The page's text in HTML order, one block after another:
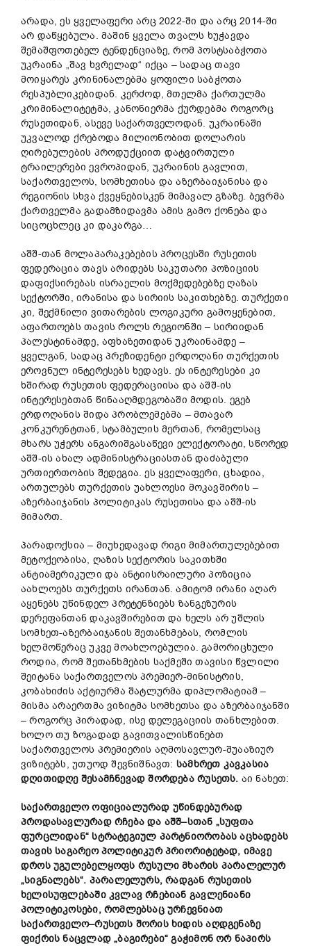
არადა, ეს ყველაფერი არც 2022-ში და არც 2014-ში
არ დაწყებულა. მაშინ ყველა თვალს ხუჭავდა
შემაშფოთებელ ტენდენციაზე, რომ პოსტსაბჭოთა
უკრაინა „შავ ხვრელად“ იქცა – სადაც თავი
მოიყარეს კრინინალებმა ყოფილი საბჭოთა
რესპუბლიკებიდან. კერძოდ, მთელმა ქართულმა
კრიმინალიტეტმა, კანონიერმა ქურდებმა როგორც
რუსეთიდან, ასევე საქართველოდან. უკრაინაში
უკვალოდ ქრებოდა მილიონობით დოლარის
ღირებულების პროდუქციით დატვირთული
ტრაილერები ევროპიდან, უკრაინის გავლით,
საქართველოს, სომხეთისა და აზერბაიჯანისა და
რეგიონის სხვა ქვეყნებისკენ მიმავალ გზაზე. ბევრმა
ქართველმა გადამზიდავმა ამის გამო ქონება და
სიცოცხლეც კი დაკარგა…
აშშ-თან მოლაპარაკებების პროცესში რუსეთის
ფედერაცია თავს არიდებს საკუთარი პოზიციის
დაფიქსირებას ისრაელის მოქმედებებზე ღაზას
სექტორში, ირანისა და სირიის საკითხებზე. თურქეთი
კი, შექმნილი ვითარების ლოგიკური გამოყენებით,
აფართოებს თავის როლს რეგიონში – სირიიდან
პალესტინამდე, აფხაზეთიდან უკრაინამდე –
ყველგან, სადაც პრეზიდენტი ერდოღანი თურქეთის
ეროვნულ ინტერესებს ხედავს. ეს ინტერესები კი
ხშირად რუსეთის ფედერაციისა და აშშ-ის
ინტერესებთან წინააღმდეგობაში მოდის. ეგებ
ერდოღანის შიდა პრობლემებმა – მთავარ
კონკურენტთან, სტამბულის მერთან, რომელსაც
მხარს უჭერს ანგარიშგასაწევი ელექტორატი, სწორედ
აშშ-ის ახალ ადმინისტრაციასთან დაძაბული
ურთიერთობის შედეგია. ეს ყველაფერი, ცხადია,
ართულებს თურქეთის უახლოესი მოკავშირის –
აზერბაიჯანის პოლიტიკას რუსეთისა და აშშ-ის
მიმართ.
პარადოქსია – მიუხედავად რიგი მიმართულებებით
მეტოქეობისა, ღაზის სექტორის საკითხში
ანტიამერიკული და ანტიისრაილური პოზიცია
აახლოებს თურქეთს ირანთან. ამიტომ ირანი აღარ
აყენებს უწინდელ პრეტენზიებს ზანგეზურის
დერეფანთან დაკავშირებით და ხელს არ უშლის
სომხეთ-აზერბაიჯანის შეთანხმებას, რომლის
ხელმოწერაც უკვე მოახლოებულია. გამორიცხული
როდია, რომ შეთანხმების საქმეში თავისი წვლილი
შეიტანა საქართველოს პრემიერ-მინისტრის,
კობახიძის აქტიურმა შატლურმა დიპლომატიამ –
მისმა არაერთმა ვიზიტმა სომხეთსა და აზერბაიჯანში
– როგორც პირადად, ისე დელეგაციის თანხლებით.
ხოლო თუ ზოგადად გავითვალისწინებთ
საქართველოს პრემიერის აღმოსავლურ-შუააზიურ
ვიზიტებს, უთუოდ შევნიშნავთ: სამხრეთ კავკასია
დღითიდღე შესამჩნევადშორდება რუსეთს. აი ნახეთ:
საქართველო ოფიციალურად უწინდებურად
პროდასავლურად რჩება და აშშ–სთან „სუფთა
ფურცლიდან“სტრატეგიულ პარტნიორობას აცხადებს
თავის საგარეო პოლიტიკურ პრიორიტეტად, იმავე
დროს უგულებელყოფს რუსული მხარის პარალელურ
„სიგნალებს“. პარალელურს,რადგან რუსეთის
ხელისუფლებაში კვლავ რჩებიან გავლენიანი
პოლიტიკოსები, რომლებსაც ურჩევნიათ
საქართველო–რუსეთს შორის ხიდის აღდგენაზე
ფიქრის ნაცვლად„ბაგირები“გაჭიმონ ორ ნაპირს